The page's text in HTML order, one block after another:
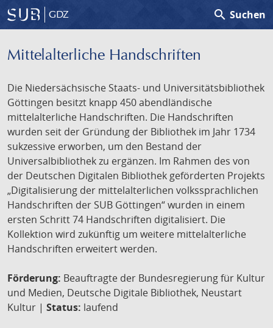
GDZ search Suchen
Mittelalterliche Handschriften
Die Niedersächsische Staats- und Universitätsbibliothek
Göttingen besitzt knapp 450 abendländische
mittelalterliche Handschriften. Die Handschriften
wurden seit der Gründung der Bibliothek im Jahr 1734
sukzessive erworben, um den Bestand der
Universalbibliothek zu ergänzen. Im Rahmen des von
der Deutschen Digitalen Bibliothek geförderten Projekts
„Digitalisierung der mittelalterlichen volkssprachlichen
Handschriften der SUB Göttingen“ wurden in einem
ersten Schritt 74 Handschriften digitalisiert. Die
Kollektion wird zukünftig um weitere mittelalterliche
Handschriften erweitert werden.
Förderung: Beauftragte der Bundesregierung für Kultur
und Medien, Deutsche Digitale Bibliothek, Neustart
Kultur | Status: laufend